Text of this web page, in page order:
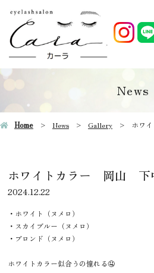
News
Home News Gallery ホワ
ホワイトカラー 岡山 下
2024.12.22
・ホワイト（ヌメロ）
・スカイブルー（ヌメロ）
・ブロンド（ヌメロ）
ホワイトカラー似合うの憧れる🤤